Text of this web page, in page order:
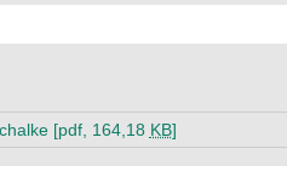
[pdf, 164,18 KB]